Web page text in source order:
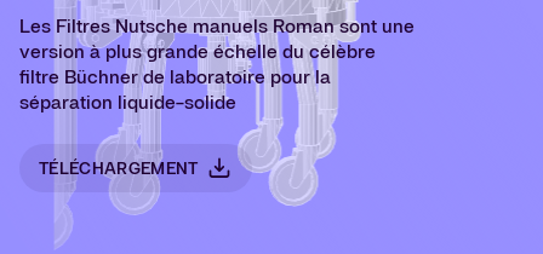
Les Filtres Nutsche manuels Roman sont une
version à plus grande échelle du célèbre
filtre Büchner de laboratoire pour la
séparation liquide-solide
TÉLÉCHARGEMENT